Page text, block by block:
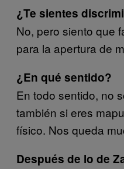
¿Te sientes
No, pero siento que
para la apertura de
¿En qué sentido?
En todo sentido, no
también si eres
físico. Nos queda
Después de lo de